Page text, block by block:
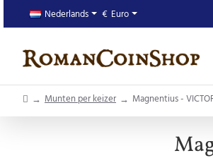
Nederlands € Euro
homeMunten per keizer Magnentius -